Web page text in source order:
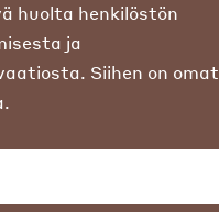
huolta henkilöstön
ja
Siihen on omat